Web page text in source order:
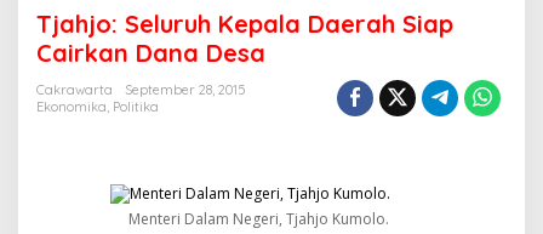
a
h
o
u
r
Tjahjo: Seluruh Kepala Daerah Siap
Cairkan Dana Desa
Cakrawarta
September 28, 2015
Ekonomika, Politika
Menteri Dalam Negeri, Tjahjo Kumolo.